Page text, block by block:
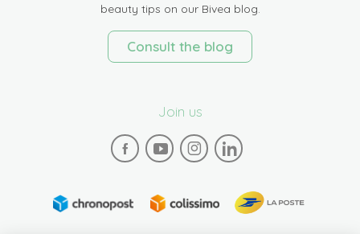
beauty tips on our Bivea blog.
Consult the blog
Join us